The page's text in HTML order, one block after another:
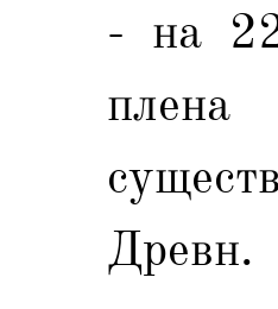
- на